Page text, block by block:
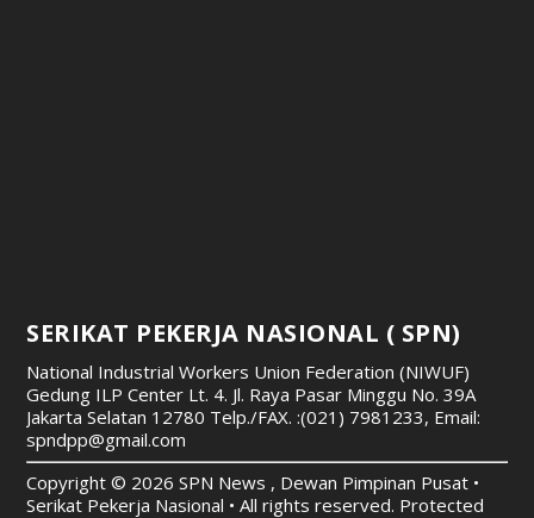
SERIKAT PEKERJA NASIONAL ( SPN)
National Industrial Workers Union Federation (NIWUF)
Gedung ILP Center Lt. 4. Jl. Raya Pasar Minggu No. 39A
Jakarta Selatan 12780 Telp./FAX. :(021) 7981233, Email:
spndpp@gmail.com
Copyright © 2026 SPN News , Dewan Pimpinan Pusat •
Serikat Pekerja Nasional • All rights reserved. Protected